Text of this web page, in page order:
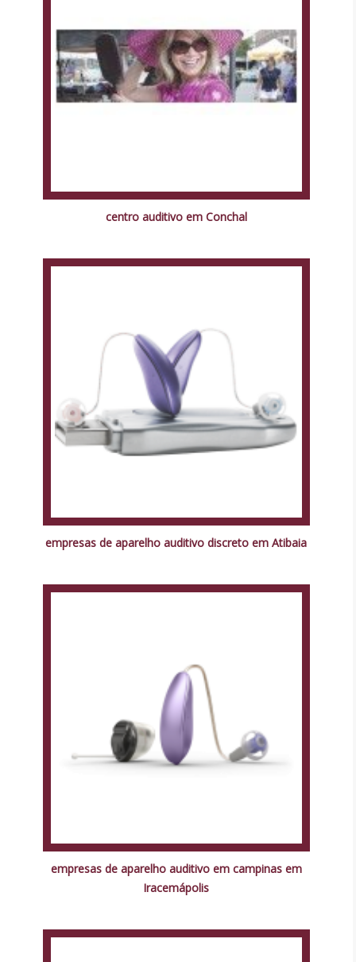
centro auditivo em Conchal
empresas de aparelho auditivo discreto em Atibaia
empresas de aparelho auditivo em campinas em
Iracemápolis